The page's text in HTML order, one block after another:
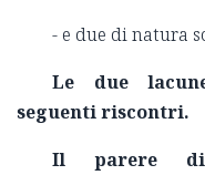
- e due di natura
Le due
seguenti riscontri.
Il parere